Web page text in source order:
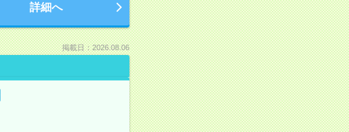
詳細へ
掲載日：2026.08.06